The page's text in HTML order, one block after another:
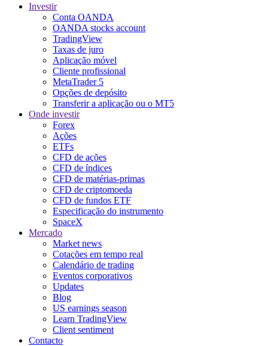
Investir
Conta OANDA
OANDA stocks account
TradingView
Taxas de juro
Aplicação móvel
Cliente profissional
MetaTrader 5
Opções de depósito
Transferir a aplicação ou o MT5
Onde investir
Forex
Ações
ETFs
CFD de ações
CFD de índices
CFD de matérias-primas
CFD de criptomoeda
CFD de fundos ETF
Especificação do instrumento
SpaceX
Mercado
Market news
Cotações em tempo real
Calendário de trading
Eventos corporativos
Updates
Blog
US earnings season
Learn TradingView
Client sentiment
Contacto